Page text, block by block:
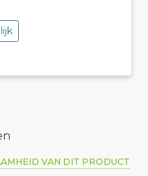
VAN DIT PRODUCT